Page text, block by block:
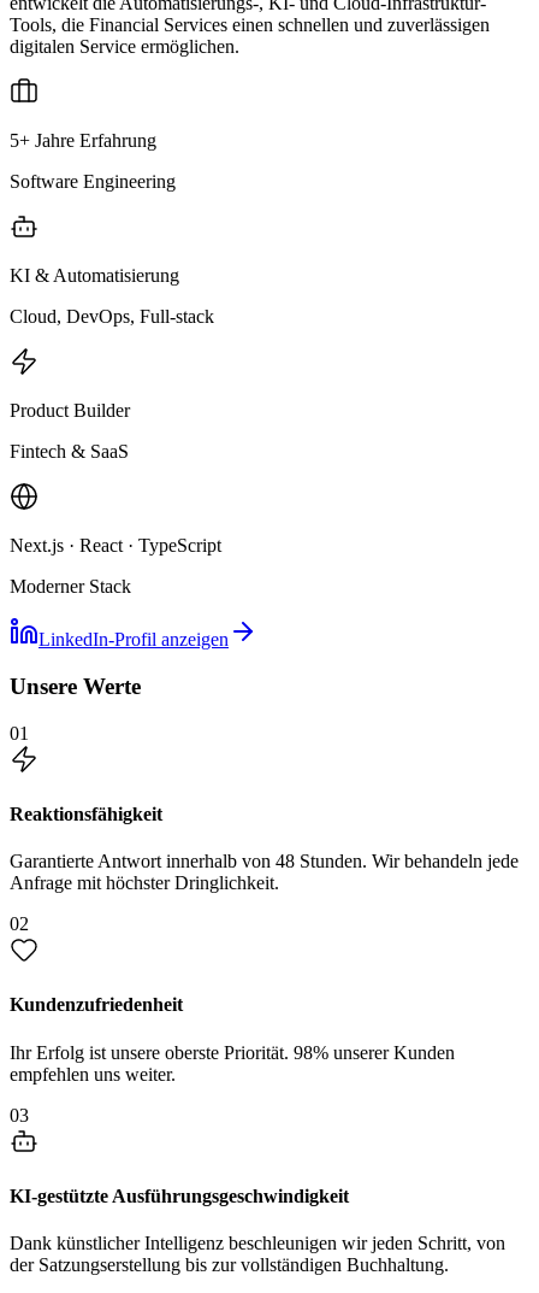
Tools, die Financial Services einen schnellen und zuverlässigen
digitalen Service ermöglichen.
5+ Jahre Erfahrung
Software Engineering
KI & Automatisierung
Cloud, DevOps, Full-stack
Product Builder
Fintech & SaaS
Next.js · React · TypeScript
Moderner Stack
LinkedIn-Profil anzeigen
Unsere Werte
01
Reaktionsfähigkeit
Garantierte Antwort innerhalb von 48 Stunden. Wir behandeln jede
Anfrage mit höchster Dringlichkeit.
02
Kundenzufriedenheit
Ihr Erfolg ist unsere oberste Priorität. 98% unserer Kunden
empfehlen uns weiter.
03
KI-gestützte Ausführungsgeschwindigkeit
Dank künstlicher Intelligenz beschleunigen wir jeden Schritt, von
der Satzungserstellung bis zur vollständigen Buchhaltung.